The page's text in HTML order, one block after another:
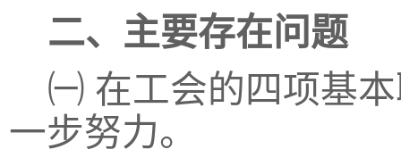
二、主要存在问题
㈠ 在工会的四项基
一步努力。